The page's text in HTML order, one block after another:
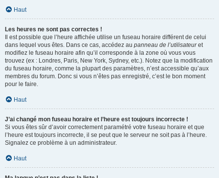
Haut
Les heures ne sont pas correctes !
Il est possible que l’heure affichée utilise un fuseau horaire différent de celui
dans lequel vous êtes. Dans ce cas, accédez au panneau de l’utilisateuret
modifiez le fuseau horaire afin qu’il corresponde à la zone où vous vous
trouvez (ex : Londres, Paris, New York, Sydney, etc.). Notez que la modification
du fuseau horaire, comme la plupart des paramètres, n’est accessible qu’aux
membres du forum. Donc si vous n’êtes pas enregistré, c’est le bon moment
pour le faire.
Haut
J’ai changé mon fuseau horaire et l’heure est toujours incorrecte !
Si vous êtes sûr d’avoir correctement paramétré votre fuseau horaire et que
l’heure est toujours incorrecte, il se peut que le serveur ne soit pas à l’heure.
Signalez ce problème à un administrateur.
Haut